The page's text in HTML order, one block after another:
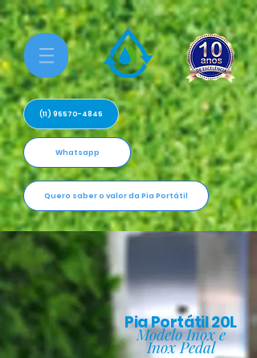
(11) 95570-4845
Whatsapp
Quero saber o valor da Pia Portátil
Pia Portátil 20L
Modelo Inox e
Inox Pedal